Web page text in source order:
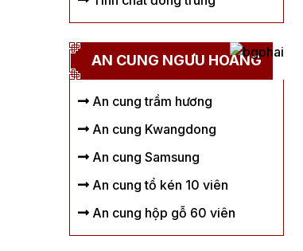
AN CUNG NGƯU HOÀNG
An cung trầm hương
An cung Kwangdong
An cung Samsung
An cung tổ kén 10 viên
An cung hộp gỗ 60 viên